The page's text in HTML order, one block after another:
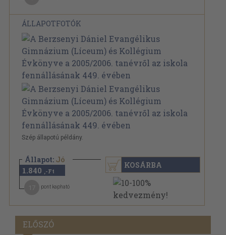
ÁLLAPOTFOTÓK
Szép állapotú példány.
Állapot: Jó
1.840 ,-Ft
pont kapható
KOSÁRBA
ELŐSZÓ